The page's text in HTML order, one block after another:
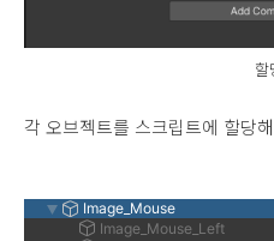
할
각 오브젝트를 스크립트에 할당